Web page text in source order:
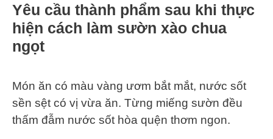
Yêu cầu thành phẩm sau khi thực
hiện cách làm sườn xào chua
ngọt
Món ăn có màu vàng ươm bắt mắt, nước sốt
sền sệt có vị vừa ăn. Từng miếng sườn đều
thấm đẫm nước sốt hòa quện thơm ngon.